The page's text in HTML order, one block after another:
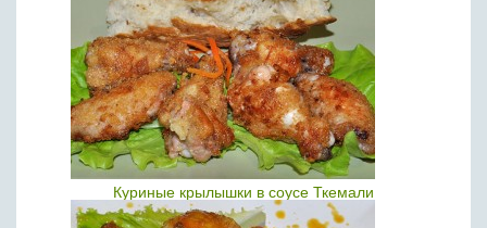
Куриные крылышки в соусе Ткемали